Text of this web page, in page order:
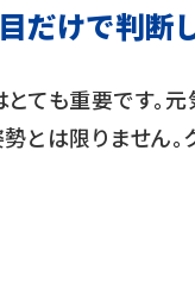
だけで判断
ても重要です。
とは限りません